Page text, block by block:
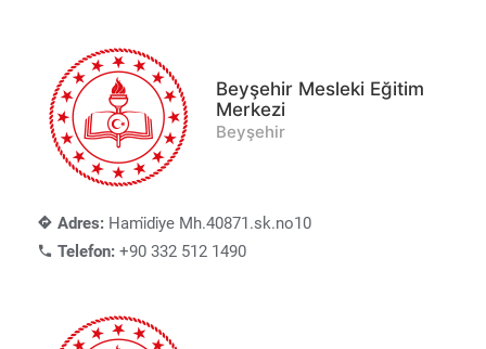
Beyşehir Mesleki Eğitim
Merkezi
Beyşehir
Adres: Hami̇di̇ye Mh.40871.sk.no10
Telefon: +90 332 512 1490